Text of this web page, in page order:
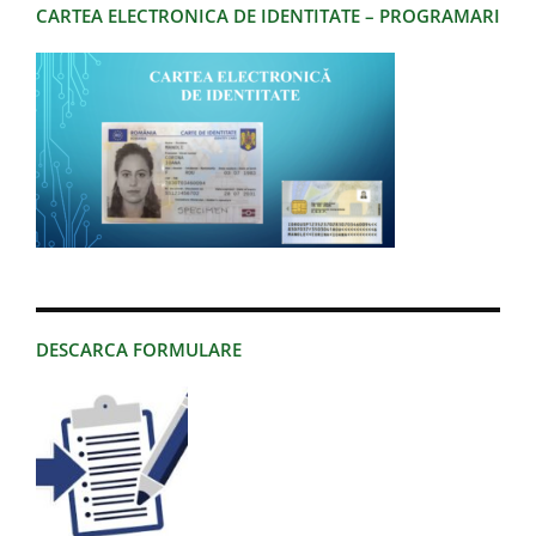
CARTEA ELECTRONICA DE IDENTITATE – PROGRAMARI
DESCARCA FORMULARE